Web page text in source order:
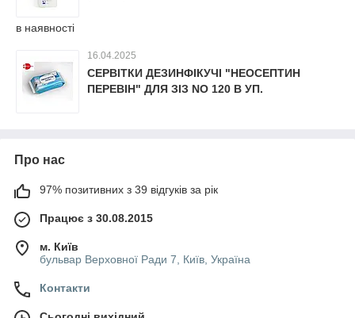
в наявності
16.04.2025
СЕРВІТКИ ДЕЗИНФІКУЧІ "НЕОСЕПТИН
ПЕРЕВІН" ДЛЯ ЗІЗ NO 120 В УП.
Про нас
97% позитивних з 39 відгуків за рік
Працює з 30.08.2015
м. Київ
бульвар Верховної Ради 7, Київ, Україна
Контакти